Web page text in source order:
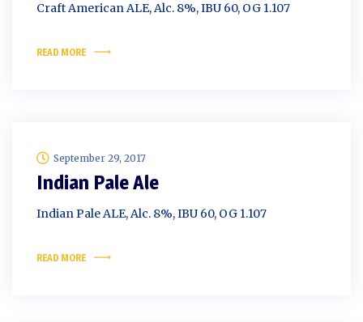
Craft American ALE, Alc. 8%, IBU 60, OG 1.107
READ MORE
September 29, 2017
Indian Pale Ale
Indian Pale ALE, Alc. 8%, IBU 60, OG 1.107
READ MORE